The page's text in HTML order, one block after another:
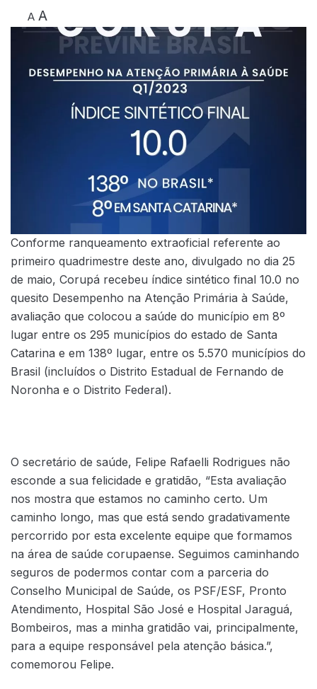
A A
Conforme ranqueamento extraoficial referente ao
primeiro quadrimestre deste ano, divulgado no dia 25
de maio, Corupá recebeu índice sintético final 10.0 no
quesito Desempenho na Atenção Primária à Saúde,
avaliação que colocou a saúde do município em 8º
lugar entre os 295 municípios do estado de Santa
Catarina e em 138º lugar, entre os 5.570 municípios do
Brasil (incluídos o Distrito Estadual de Fernando de
Noronha e o Distrito Federal).
O secretário de saúde, Felipe Rafaelli Rodrigues não
esconde a sua felicidade e gratidão, “Esta avaliação
nos mostra que estamos no caminho certo. Um
caminho longo, mas que está sendo gradativamente
percorrido por esta excelente equipe que formamos
na área de saúde corupaense. Seguimos caminhando
seguros de podermos contar com a parceria do
Conselho Municipal de Saúde, os PSF/ESF, Pronto
Atendimento, Hospital São José e Hospital Jaraguá,
Bombeiros, mas a minha gratidão vai, principalmente,
para a equipe responsável pela atenção básica.”,
comemorou Felipe.